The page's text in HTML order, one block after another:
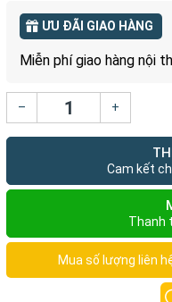
ƯU ĐÃI GIAO HÀNG
Miễn phí giao hàng nội
– +
Cam kết
Thanh
Mua số lượng liên